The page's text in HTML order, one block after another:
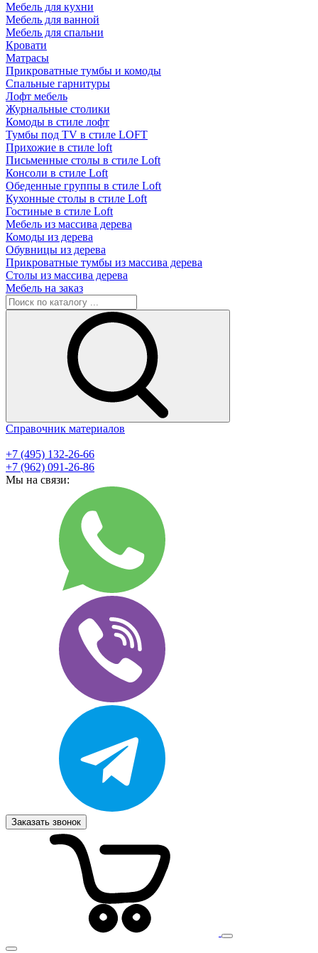
Мебель для кухни
Мебель для ванной
Мебель для спальни
Кровати
Матрасы
Прикроватные тумбы и комоды
Спальные гарнитуры
Лофт мебель
Журнальные столики
Комоды в стиле лофт
Тумбы под TV в стиле LOFT
Прихожие в стиле loft
Письменные столы в стиле Loft
Консоли в стиле Loft
Обеденные группы в стиле Loft
Кухонные столы в стиле Loft
Гостиные в стиле Loft
Мебель из массива дерева
Комоды из дерева
Обувницы из дерева
Прикроватные тумбы из массива дерева
Столы из массива дерева
Мебель на заказ
Справочник материалов
+7 (495) 132-26-66
+7 (962) 091-26-86
Мы на связи:
Заказать звонок